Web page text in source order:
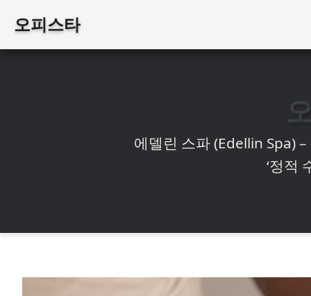
오피스타
에델린 스파 (Edellin Spa)
‘정적